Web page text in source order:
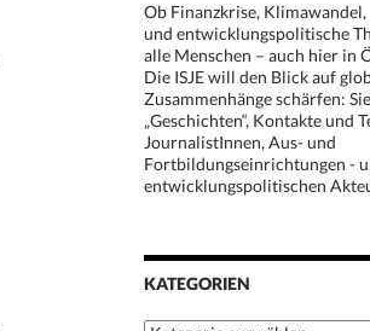
Ob Finanzkrise,
und entwicklungspolitische
alle Menschen – auch hier in
Die ISJE will den Blick auf
Zusammenhänge schärfen:
„Geschichten“, Kontakte und
JournalistInnen, Aus- und
Fortbildungseinrichtungen -
entwicklungspolitischen
KATEGORIEN